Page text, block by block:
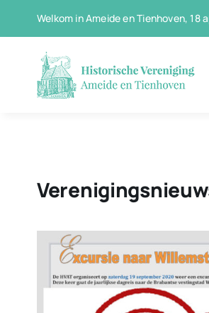
Welkom in Ameide en Tienhoven, 18